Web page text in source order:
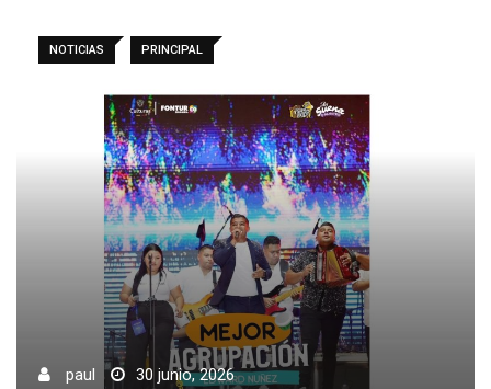
NOTICIAS PRINCIPAL
paul
30 junio, 2026